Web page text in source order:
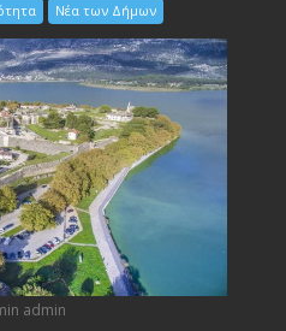
Νέα των Δήμων
admin